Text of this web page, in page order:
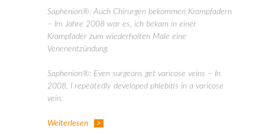
Saphenion®: Auch Chirurgen bekommen Krampfadern
– Im Jahre 2008 war es, ich bekam in einer
Krampfader zum wiederholten Male eine
Venenentzündung.
Saphenion®: Even surgeons get varicose veins – In
2008, I repeatedly developed phlebitis in a varicose
vein.
Weiterlesen